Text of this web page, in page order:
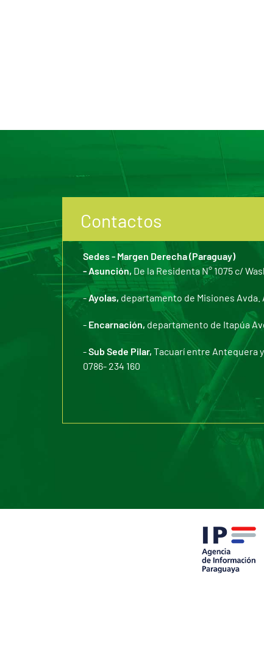
Contactos
Sedes - Margen Derecha (Paraguay)
- Asunción, De la Residenta N° 1075 c/
-Ayolas, departamento de Misiones Avda.
- Encarnación, departamento de Itapúa
-Sub Sede Pilar, Tacuarí entre Antequera
0786- 234 160